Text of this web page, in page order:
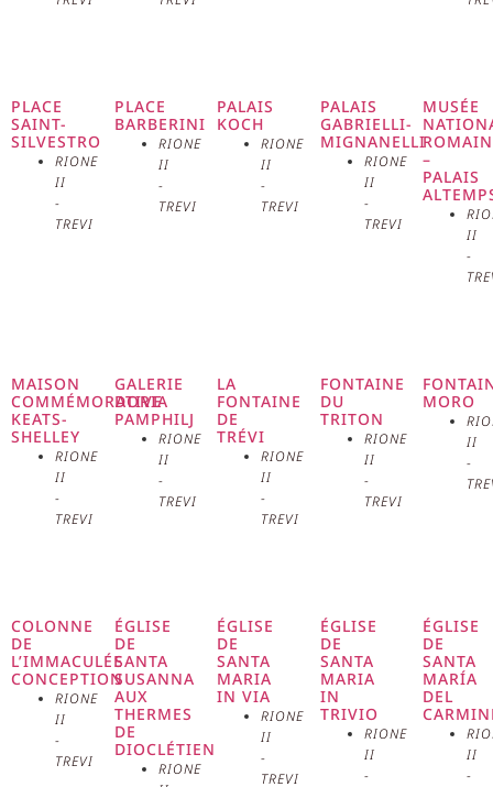
siècles, devenant un symbole de
la ville éternelle et un point de
référence culturel et touristique
espagnole près du Saint-Siège
depuis le XVIIe siècle. Le palais,
construit en 1647, domine l’angle
sud-ouest de la place et est un
d’architecture baroque. La
présence de l’ambassade a
conféré à la place une importance
diplomatique, qui se reflète
PLACE
SAINT-
SILVESTRO
RIONE
II
-
TREVI
PLACE
BARBERINI
RIONE
II
-
TREVI
PALAIS
KOCH
RIONE
II
-
TREVI
PALAIS
GABRIELLI-
MIGNANELLI
RIONE
II
-
TREVI
MUSÉE
ROMAIN
–
PALAIS
II
-
MAISON
COMMÉMORATIVE
KEATS-
SHELLEY
RIONE
II
-
TREVI
GALERIE
DORIA
PAMPHILJ
RIONE
II
-
TREVI
LA
FONTAINE
DE
TRÉVI
RIONE
II
-
TREVI
FONTAINE
DU
TRITON
RIONE
II
-
TREVI
MORO
II
-
COLONNE
DE
L’IMMACULÉE
CONCEPTION
RIONE
II
-
TREVI
ÉGLISE
DE
SANTA
SUSANNA
AUX
THERMES
DE
DIOCLÉTIEN
RIONE
ÉGLISE
DE
SANTA
MARIA
IN VIA
RIONE
II
-
TREVI
ÉGLISE
DE
SANTA
MARIA
IN
TRIVIO
RIONE
II
-
ÉGLISE
DE
SANTA
MARÍA
DEL
II
-